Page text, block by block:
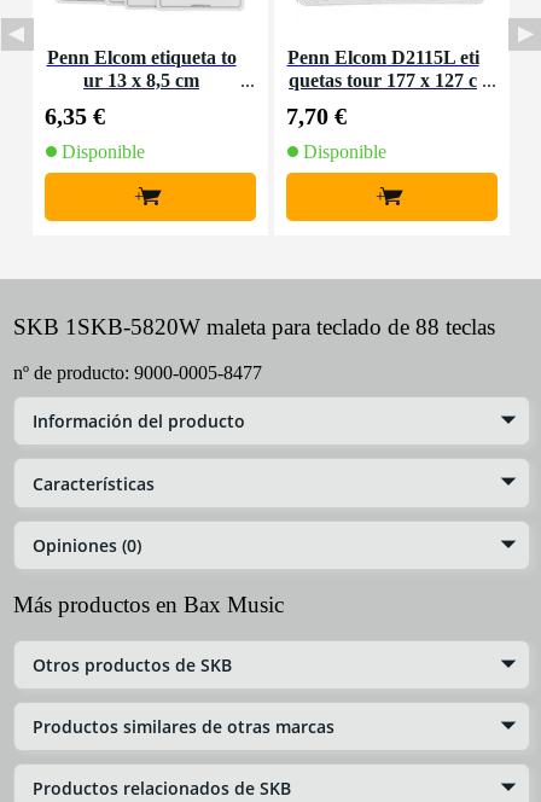
Penn Elcom etiqueta to
ur 13 x 8,5 cm
6,35 €
Disponible
+
Penn Elcom D2115L eti
quetas tour 177 x 127 c
7,70 €
Disponible
+
SKB 1SKB-5820W maleta para teclado de 88 teclas
nº de producto: 9000-0005-8477
Información del producto
Características
Opiniones (0)
Más productos en Bax Music
Otros productos de SKB
Productos similares de otras marcas
Productos relacionados de SKB